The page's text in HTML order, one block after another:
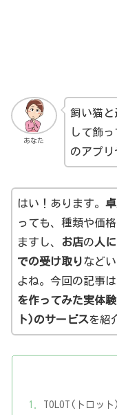
あなた
飼い猫と
して飾
のアプリ
はい！あります。
っても、種類や価
ますし、 お店の 人
での受け取りなど
よね。今回の記事
を作ってみた実体験
ト)のサービスを紹
TOLOT(トロッ